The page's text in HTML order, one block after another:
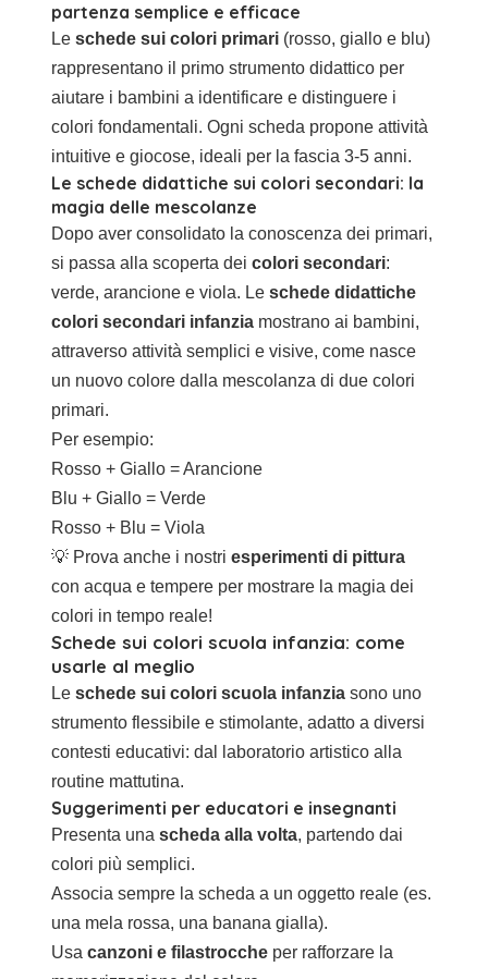
partenza semplice e efficace
Le schede sui colori primari (rosso, giallo e blu)
rappresentano il primo strumento didattico per
aiutare i bambini a identificare e distinguere i
colori fondamentali. Ogni scheda propone attività
intuitive e giocose, ideali per la fascia 3-5 anni.
Le schede didattiche sui colori secondari: la
magia delle mescolanze
Dopo aver consolidato la conoscenza dei primari,
si passa alla scoperta dei colori secondari:
verde, arancione e viola. Le schede didattiche
colori secondari infanzia mostrano ai bambini,
attraverso attività semplici e visive, come nasce
un nuovo colore dalla mescolanza di due colori
primari.
Per esempio:
Rosso + Giallo = Arancione
Blu + Giallo = Verde
Rosso + Blu = Viola
💡 Prova anche i nostri esperimenti di pittura
con acqua e tempere per mostrare la magia dei
colori in tempo reale!
Schede sui colori scuola infanzia: come
usarle al meglio
Le schede sui colori scuola infanzia sono uno
strumento flessibile e stimolante, adatto a diversi
contesti educativi: dal laboratorio artistico alla
routine mattutina.
Suggerimenti per educatori e insegnanti
Presenta una scheda alla volta, partendo dai
colori più semplici.
Associa sempre la scheda a un oggetto reale (es.
una mela rossa, una banana gialla).
Usa canzoni e filastrocche per rafforzare la